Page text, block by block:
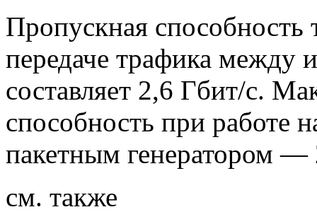
Пропускная способность
передаче трафика между
составляет 2,6 Гбит/с.
способность при работе
пакетным генератором —
см. также